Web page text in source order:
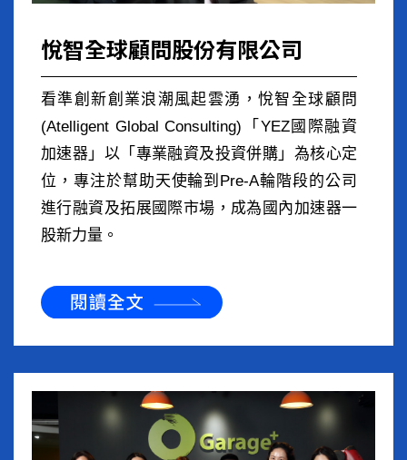
悅智全球顧問股份有限公司
看準創新創業浪潮風起雲湧，悅智全球顧問
(Atelligent Global Consulting)「YEZ國際融資
加速器」以「專業融資及投資併購」為核心定
位，專注於幫助天使輪到Pre-A輪階段的公司
進行融資及拓展國際市場，成為國內加速器一
股新力量。